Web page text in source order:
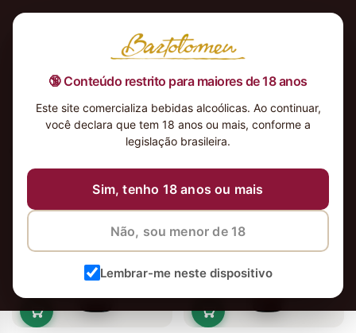
🔞 Conteúdo restrito para maiores de 18 anos
Este site comercializa bebidas alcoólicas. Ao continuar,
você declara que tem 18 anos ou mais, conforme a
legislação brasileira.
Sim, tenho 18 anos ou mais
Não, sou menor de 18
Lembrar-me neste dispositivo
Em alta